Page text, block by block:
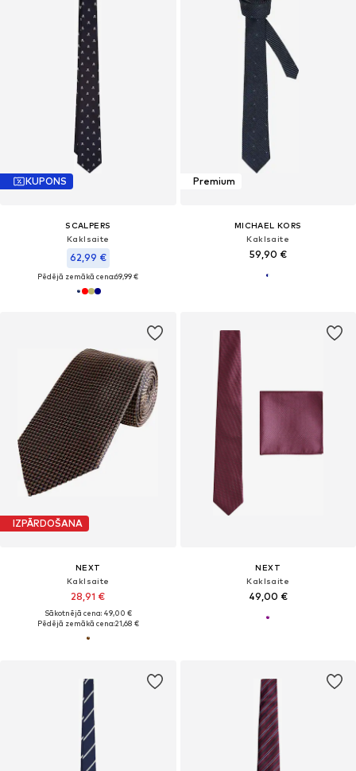
KUPONS
SCALPERS
Kaklsaite
62,99 €
Pēdējā zemākā cena:69,99 €
Premium
MICHAEL KORS
Kaklsaite
59,90 €
IZPĀRDOŠANA
NEXT
Kaklsaite
28,91 €
Sākotnējā cena: 49,00 €
Pēdējā zemākā cena:21,68 €
NEXT
Kaklsaite
49,00 €